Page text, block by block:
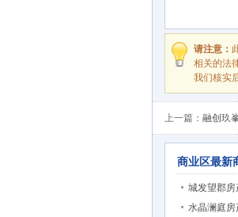
请注意：
相关的法
我们核实
上一篇： 融创玖
商业区最新
城发望郡房
水晶澜庭房